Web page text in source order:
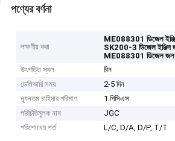
পণ্যের বর্ণনা
লক্ষণীয় করা
ME088301 ডিজেল
SK200-3 ডিজেল ইঞ্জিন
ME088301 ডিজেল জল
উৎপত্তি স্থল
চীন
ডেলিভারি সময়
2-5 দিন
ন্যূনতম চাহিদার পরিমাণ
1 পিসিএস
পরিচিতিমুলক নাম
JGC
পরিশোধের শর্ত
L/C, D/A, D/P, T/T